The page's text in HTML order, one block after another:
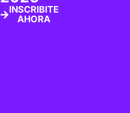
INSCRIBITE
AHORA